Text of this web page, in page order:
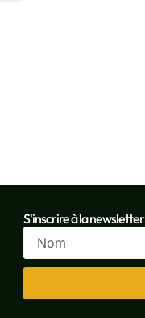
S'inscrire à la newsletter